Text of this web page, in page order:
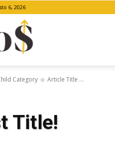
6, 2026
Category Article Title ...
Title!